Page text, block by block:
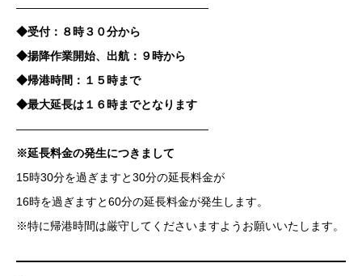
—————————————————
◆受付：８時３０分から
◆揚降作業開始、出航：９時から
◆帰港時間：１５時まで
◆最大延長は１６時までとなります
—————————————————
※延長料金の発生につきまして
15時30分を過ぎますと30分の延長料金が
16時を過ぎますと60分の延長料金が発生します。
※特に帰港時間は厳守してくださいますようお願いいたします。